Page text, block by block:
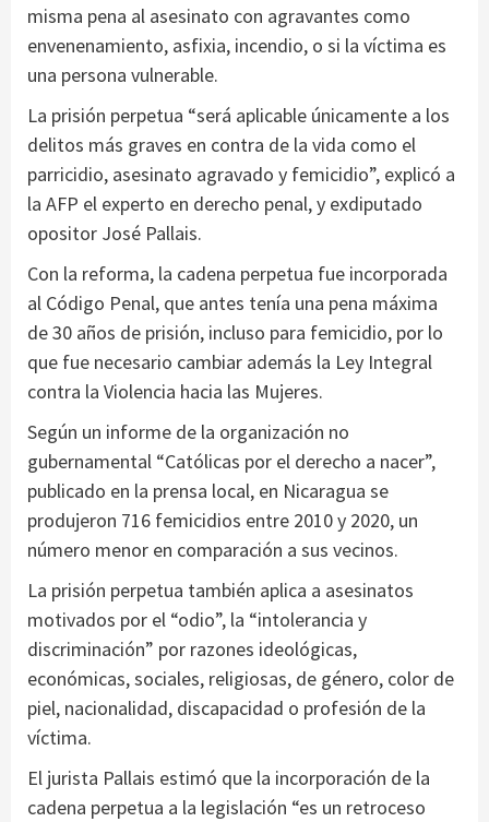
misma pena al asesinato con agravantes como
envenenamiento, asfixia, incendio, o si la víctima es
una persona vulnerable.
La prisión perpetua “será aplicable únicamente a los
delitos más graves en contra de la vida como el
parricidio, asesinato agravado y femicidio”, explicó a
la AFP el experto en derecho penal, y exdiputado
opositor José Pallais.
Con la reforma, la cadena perpetua fue incorporada
al Código Penal, que antes tenía una pena máxima
de 30 años de prisión, incluso para femicidio, por lo
que fue necesario cambiar además la Ley Integral
contra la Violencia hacia las Mujeres.
Según un informe de la organización no
gubernamental “Católicas por el derecho a nacer”,
publicado en la prensa local, en Nicaragua se
produjeron 716 femicidios entre 2010 y 2020, un
número menor en comparación a sus vecinos.
La prisión perpetua también aplica a asesinatos
motivados por el “odio”, la “intolerancia y
discriminación” por razones ideológicas,
económicas, sociales, religiosas, de género, color de
piel, nacionalidad, discapacidad o profesión de la
víctima.
El jurista Pallais estimó que la incorporación de la
cadena perpetua a la legislación “es un retroceso